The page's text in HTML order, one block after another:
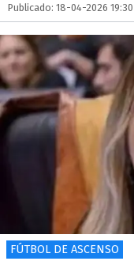
Publicado: 18-04-2026 19:30
FÚTBOL DE ASCENSO